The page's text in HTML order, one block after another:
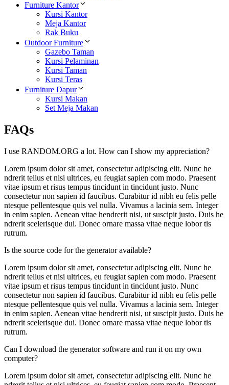
Furniture Kantor
Kursi Kantor
Meja Kantor
Rak Buku
Outdoor Furniture
Gazebo Taman
Kursi Pelaminan
Kursi Taman
Kursi Teras
Furniture Dapur
Kursi Makan
Set Meja Makan
FAQs
I use RANDOM.ORG a lot. How can I show my appreciation?
Lorem ipsum dolor sit amet, consectetur adipiscing elit. Nunc he
ndrerit tellus et nisi ultrices, eu feugiat sapien com modo. Praesent
vitae ipsum et risus tempus tincidunt in tincidunt justo. Nunc
consectetur non sapien id faucibus. Curabitur id nibh eu felis pelle
ntesque pellentesque quis vel nulla. Vivamus a lacinia sem. Integer
in enim sapien. Aenean vitae hendrerit nisi, ut suscipit justo. Duis he
ndrerit scelerisque dui. Donec ornare massa vitae neque lobor tis
rutrum.
Is the source code for the generator available?
Lorem ipsum dolor sit amet, consectetur adipiscing elit. Nunc he
ndrerit tellus et nisi ultrices, eu feugiat sapien com modo. Praesent
vitae ipsum et risus tempus tincidunt in tincidunt justo. Nunc
consectetur non sapien id faucibus. Curabitur id nibh eu felis pelle
ntesque pellentesque quis vel nulla. Vivamus a lacinia sem. Integer
in enim sapien. Aenean vitae hendrerit nisi, ut suscipit justo. Duis he
ndrerit scelerisque dui. Donec ornare massa vitae neque lobor tis
rutrum.
Can I download the generator software and run it on my own
computer?
Lorem ipsum dolor sit amet, consectetur adipiscing elit. Nunc he